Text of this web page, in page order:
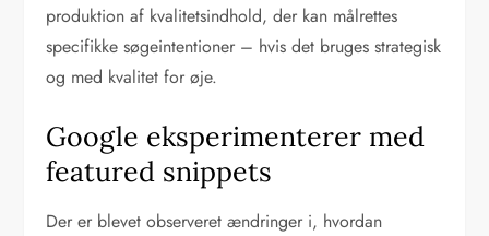
produktion af kvalitetsindhold, der kan målrettes
specifikke søgeintentioner – hvis det bruges strategisk
og med kvalitet for øje.
Google eksperimenterer med
featured snippets
Der er blevet observeret ændringer i, hvordan